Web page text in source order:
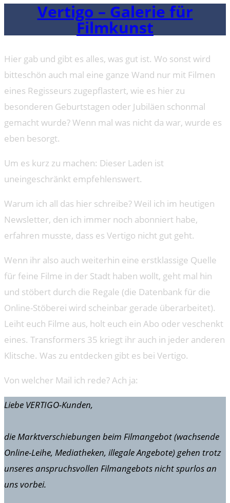
Vertigo – Galerie für
Filmkunst
Hier gab und gibt es alles, was gut ist. Wo sonst wird
bitteschön auch mal eine ganze Wand nur mit Filmen
eines Regisseurs zugepflastert, wie es hier zu
besonderen Geburtstagen oder Jubiläen schonmal
gemacht wurde? Wenn mal was nicht da war, wurde es
eben besorgt.
Um es kurz zu machen: Dieser Laden ist
uneingeschränkt empfehlenswert.
Warum ich all das hier schreibe? Weil ich im heutigen
Newsletter, den ich immer noch abonniert habe,
erfahren musste, dass es Vertigo nicht gut geht.
Wenn ihr also auch weiterhin eine erstklassige Quelle
für feine Filme in der Stadt haben wollt, geht mal hin
und stöbert durch die Regale (die Datenbank für die
Online-Stöberei wird scheinbar gerade überarbeitet).
Leiht euch Filme aus, holt euch ein Abo oder veschenkt
eines. Transformers 35 kriegt ihr auch in jeder anderen
Klitsche. Was zu entdecken gibt es bei Vertigo.
Von welcher Mail ich rede? Ach ja:
Liebe VERTIGO-Kunden,
die Marktverschiebungen beim Filmangebot (wachsende
Online-Leihe, Mediatheken, illegale Angebote) gehen trotz
unseres anspruchsvollen Filmangebots nicht spurlos an
uns vorbei.